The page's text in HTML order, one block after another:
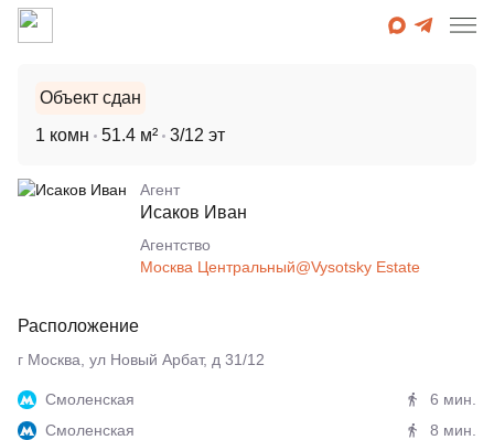
Объект сдан
1 комн
51.4 м² 3/12 эт
Агент
Исаков Иван
Агентcтво
Москва Центральный@Vysotsky Estate
Расположение
г Москва, ул Новый Арбат, д 31/12
Смоленская
6 мин.
Смоленская
8 мин.